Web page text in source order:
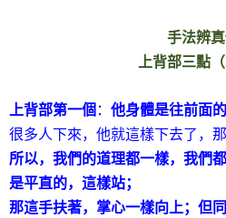
手法辨
上背部三點（
上背部第一個： 他身體是往前面的
很多人下來，他就這樣下去了，
所以，我們的道理都一樣，我們
是平直的，這樣站；
那這手扶著，掌心一樣向上；但